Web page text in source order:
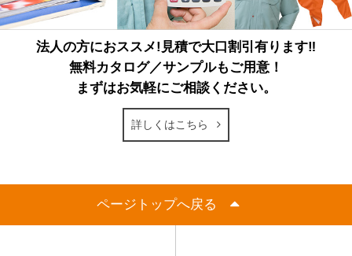
法人の方におススメ!見積で大口割引有ります‼
無料カタログ／サンプルもご用意！
まずはお気軽にご相談ください。
詳しくはこちら
ページトップへ戻る